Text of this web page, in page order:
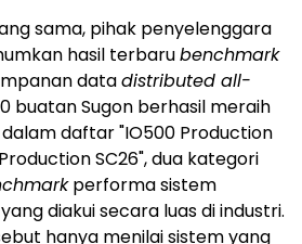
sama, pihak penyelenggara
hasil terbarubenchmark
datadistributed all-
buatan Sugon berhasil meraih
daftar "IO500 Production
SC26", dua kategori
performa sistem
diakui secara luas di industri.
hanya menilai sistem yang